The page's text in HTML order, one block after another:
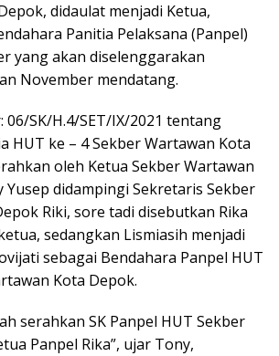
didaulat menjadi Ketua,
Panitia Pelaksana (Panpel)
yang akan diselenggarakan
November mendatang.
06/SK/H.4/SET/IX/2021 tentang
HUT ke – 4 Sekber Wartawan Kota
oleh Ketua Sekber Wartawan
Yusep didampingi Sekretaris Sekber
Riki, sore tadi disebutkan Rika
sedangkan Lismiasih menjadi
sebagai Bendahara Panpel HUT
Kota Depok.
serahkan SK Panpel HUT Sekber
Panpel Rika”, ujar Tony,